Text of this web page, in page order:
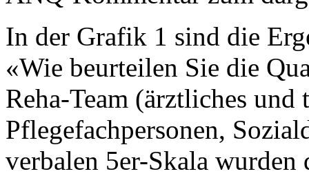
In der Grafik 1 sind die
«Wie beurteilen Sie die
Reha-Team (ärztliches und
Pflegefachpersonen,
verbalen 5er-Skala